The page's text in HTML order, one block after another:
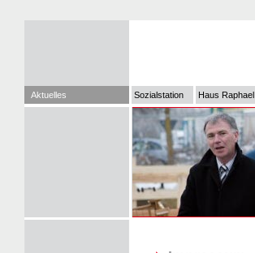
Aktuelles Sozialstation Haus Raphael